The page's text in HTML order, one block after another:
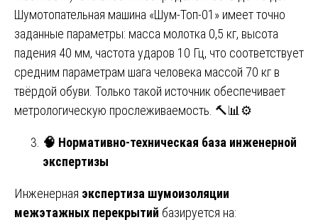
Шумотопательная машина «Шум-Топ-01» имеет точно
заданные параметры: масса молотка 0,5 кг, высота
падения 40 мм, частота ударов 10 Гц, что соответствует
средним параметрам шага человека массой 70 кг в
твёрдой обуви. Только такой источник обеспечивает
метрологическую прослеживаемость. 🔨📊⚙️
🧠 Нормативно-техническая база инженерной
экспертизы
Инженерная экспертиза шумоизоляции
межэтажных перекрытий базируется на: